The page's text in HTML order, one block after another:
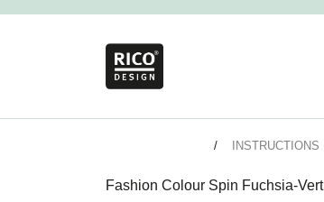
INSTRUCTIONS
Fashion Colour Spin Fuchsia-Vert